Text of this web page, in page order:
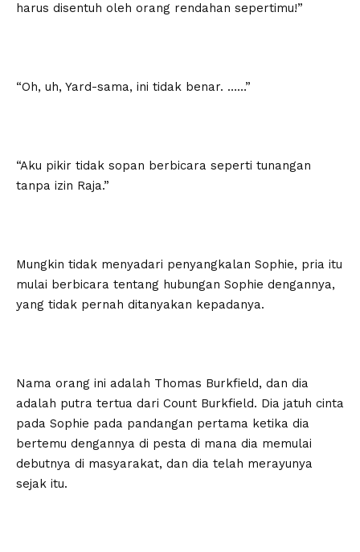
harus disentuh oleh orang rendahan sepertimu!”
“Oh, uh, Yard-sama, ini tidak benar. ……”
“Aku pikir tidak sopan berbicara seperti tunangan
tanpa izin Raja.”
Mungkin tidak menyadari penyangkalan Sophie, pria itu
mulai berbicara tentang hubungan Sophie dengannya,
yang tidak pernah ditanyakan kepadanya.
Nama orang ini adalah Thomas Burkfield, dan dia
adalah putra tertua dari Count Burkfield. Dia jatuh cinta
pada Sophie pada pandangan pertama ketika dia
bertemu dengannya di pesta di mana dia memulai
debutnya di masyarakat, dan dia telah merayunya
sejak itu.